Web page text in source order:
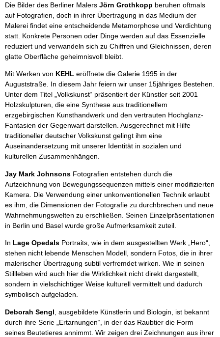
Die Bilder des Berliner Malers Jörn Grothkopp beruhen oftmals
auf Fotografien, doch in ihrer Übertragung in das Medium der
Malerei findet eine entscheidende Metamorphose und Verdichtung
statt. Konkrete Personen oder Dinge werden auf das Essenzielle
reduziert und verwandeln sich zu Chiffren und Gleichnissen, deren
glatte Oberfläche geheimnisvoll bleibt.
Mit Werken von KEHL eröffnete die Galerie 1995 in der
Auguststraße. In diesem Jahr feiern wir unser 15jähriges Bestehen.
Unter dem Titel „Volkskunst“ präsentiert der Künstler seit 2001
Holzskulpturen, die eine Synthese aus traditionellem
erzgebirgischen Kunsthandwerk und den vertrauten Hochglanz-
Fantasien der Gegenwart darstellen. Ausgerechnet mit Hilfe
traditioneller deutscher Volkskunst gelingt ihm eine
Auseinandersetzung mit unserer Identität in sozialen und
kulturellen Zusammenhängen.
Jay Mark Johnsons Fotografien entstehen durch die
Aufzeichnung von Bewegungssequenzen mittels einer modifizierten
Kamera. Die Verwendung einer unkonventionellen Technik erlaubt
es ihm, die Dimensionen der Fotografie zu durchbrechen und neue
Wahrnehmungswelten zu erschließen. Seinen Einzelpräsentationen
in Berlin und Basel wurde große Aufmerksamkeit zuteil.
In Lage Opedals Portraits, wie in dem ausgestellten Werk „Hero“,
stehen nicht lebende Menschen Modell, sondern Fotos, die in ihrer
malerischer Übertragung subtil verfremdet wirken. Wie in seinen
Stillleben wird auch hier die Wirklichkeit nicht direkt dargestellt,
sondern in vielschichtiger Weise kulturell vermittelt und dadurch
symbolisch aufgeladen.
Deborah Sengl , ausgebildete Künstlerin und Biologin, ist bekannt
durch ihre Serie „Ertarnungen“, in der das Raubtier die Form
seines Beutetieres annimmt. Wir zeigen drei Zeichnungen aus ihrer